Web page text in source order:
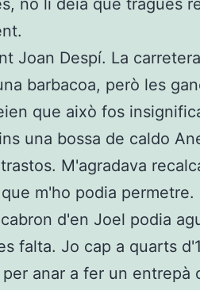
no li deia que tragués
Joan Despí. La
barbacoa, però les
que això fos
una bossa de caldo
M'agradava
m'ho podia permetre.
d'en Joel podia
falta. Jo cap a quarts
anar a fer un entrepà